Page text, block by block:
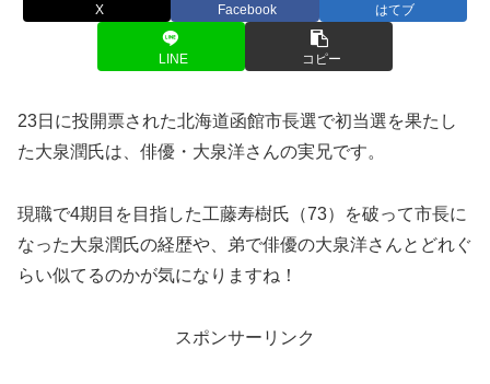
X Facebook はてブ
LINE コピー
23日に投開票された北海道函館市長選で初当選を果たし
た大泉潤氏は、俳優・大泉洋さんの実兄です。
現職で4期目を目指した工藤寿樹氏（73）を破って市長に
なった大泉潤氏の経歴や、弟で俳優の大泉洋さんとどれぐ
らい似てるのかが気になりますね！
スポンサーリンク